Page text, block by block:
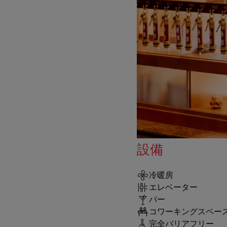
設備
冷暖房
エレベーター
バー
コワーキングスペー
完全バリアフリー